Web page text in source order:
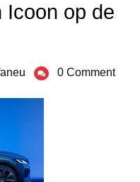
Icoon op de
0 Comment